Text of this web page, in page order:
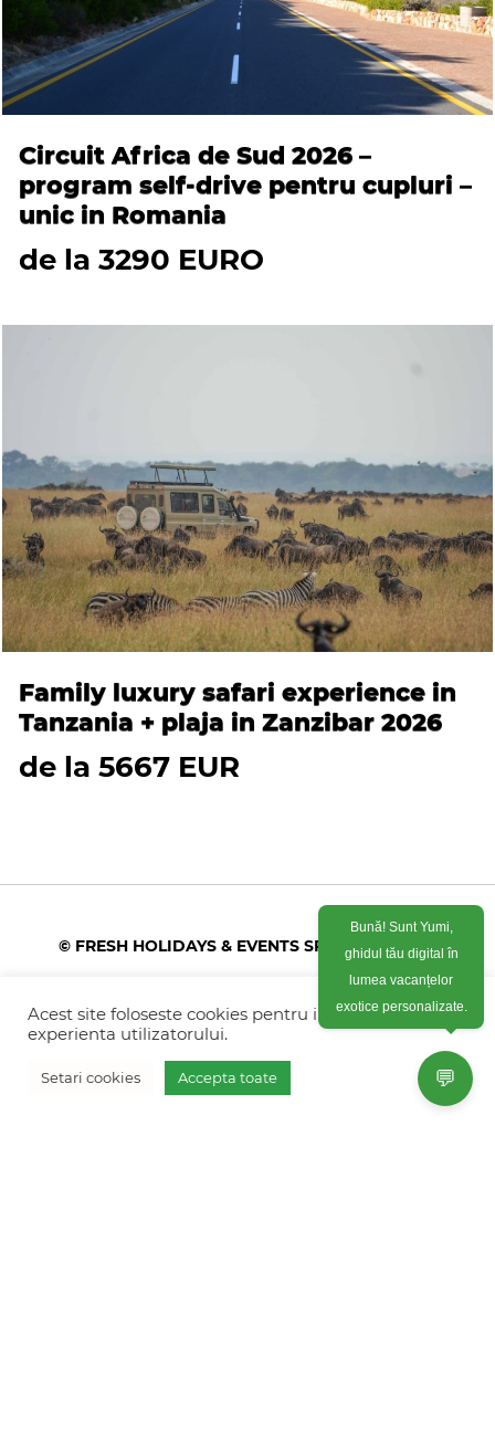
Circuit Africa de Sud 2026 –
program self-drive pentru cupluri –
unic in Romania
de la 3290 EURO
Family luxury safari experience in
Tanzania + plaja in Zanzibar 2026
de la 5667 EUR
Vreau oferta personalizata
© FRESH HOLIDAYS & EVENTS SRL 2026
(vis-a-vis de Greengate)
+40770 574 088
Acest site foloseste cookies pentru imbunatati
experienta utilizatorului.
Setari cookies Accepta toate 💬
Bună! Sunt Yumi,
ghidul tău digital în
lumea vacanțelor
exotice personalizate.